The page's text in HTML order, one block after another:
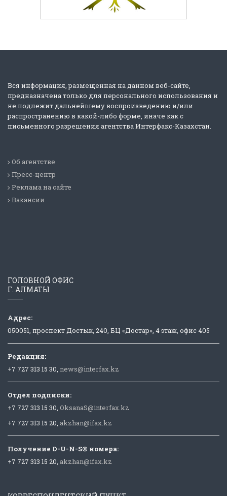
Вся информация, размещенная на данном веб-сайте,
предназначена только для персонального использования и
не подлежит дальнейшему воспроизведению и/или
распространению в какой-либо форме, иначе как с
письменного разрешения агентства Интерфакс-Казахстан.
Об агентстве
Пресс-центр
Реклама на сайте
Вакансии
ГОЛОВНОЙ ОФИС
Г. АЛМАТЫ
Адрес:
050051, проспект Достык, 240, БЦ «Достар», 4 этаж, офис 405
Редакция:
+7 727 313 15 30, news@interfax.kz
Отдел подписки:
+7 727 313 15 30, OksanaS@interfax.kz
+7 727 313 15 20, akzhan@ifax.kz
Получение D-U-N-S® номера:
+7 727 313 15 20, akzhan@ifax.kz